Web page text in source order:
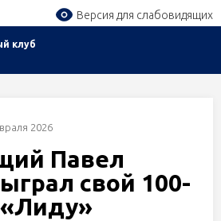
Версия для слабовидящих
клуб
2026
Павел
свой 100-